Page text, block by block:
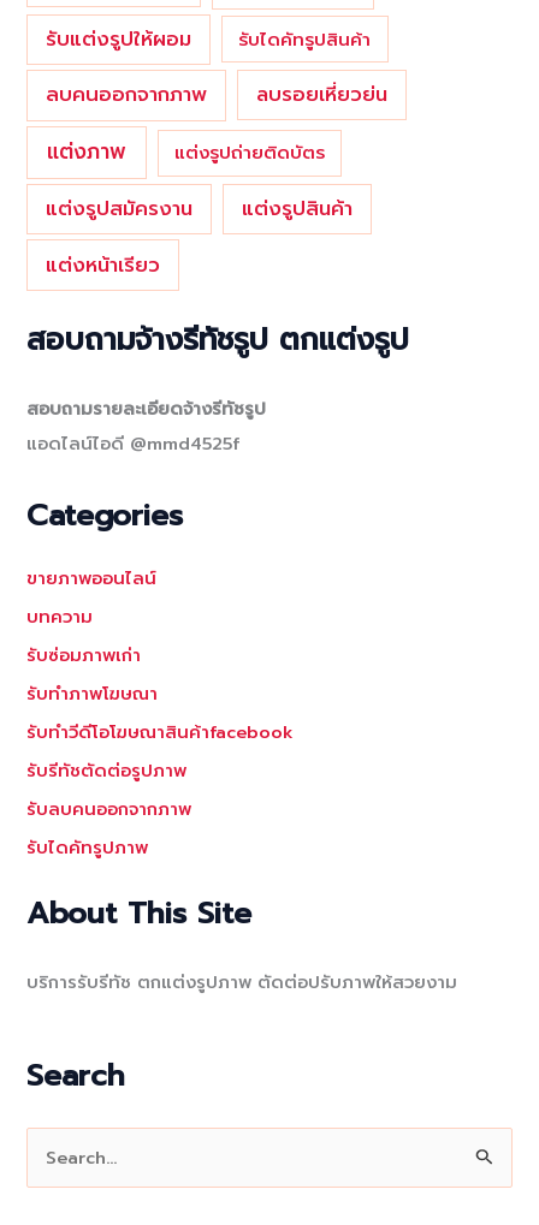
รับแต่งรูปให้ผอม รับไดคัทรูปสินค้า
ลบคนออกจากภาพ ลบรอยเหี่ยวย่น
แต่งภาพ แต่งรูปถ่ายติดบัตร
แต่งรูปสมัครงาน
แต่งรูปสินค้า
แต่งหน้าเรียว
สอบถามจ้างรีทัชรูป ตกแต่งรูป
สอบถามรายละเอียดจ้างรีทัชรูป
แอดไลน์ไอดี @mmd4525f
Categories
ขายภาพออนไลน์
บทความ
รับซ่อมภาพเก่า
รับทำภาพโฆษณา
รับทำวีดีโอโฆษณาสินค้าfacebook
รับรีทัชตัดต่อรูปภาพ
รับลบคนออกจากภาพ
รับไดคัทรูปภาพ
About This Site
บริการรับรีทัช ตกแต่งรูปภาพ ตัดต่อปรับภาพให้สวยงาม
Search